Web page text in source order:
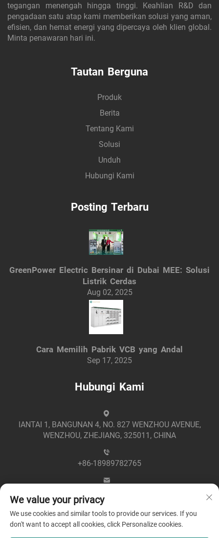
tegangan menengah hingga tinggi. Keahlian R&D dan
pengadaan satu atap kami memberikan solusi yang aman,
efisien, dan hemat energi yang dipercaya oleh klien global.
Minta penawaran hari ini.
Tautan Berguna
Produk
Berita
Tentang Kami
Solusi
Unduh
Hubungi Kami
Posting Terbaru
GreenPower Electric Bersinar di Dubai MEE: Solusi
Listrik Cerdas
Aug 02, 2025
Cara Memilih Pabrik VCB yang Andal
Sep 17, 2025
Hubungi Kami
lANTAI 1, BANGUNAN 4, NO. 827 WENZHOU AVENUE,
WENZHOU, ZHEJIANG, 325011, CHINA
+86-18989782765
We value your privacy
We use cookies and similar tools to provide our services. If you
don't want to accept all cookies, click Personalize cookies.